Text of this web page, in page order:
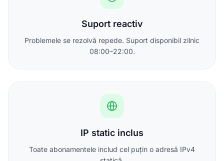
Suport reactiv
Problemele se rezolvă repede. Suport disponibil zilnic
08:00–22:00.
IP static inclus
Toate abonamentele includ cel puțin o adresă IPv4